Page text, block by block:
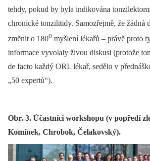
tehdy, pokud by byla indikována
chronické tonzilitidy. Samozřejmě, že žádná
změnit o 1800 myšlení lékařů –⁠ právě proto
informace vyvolaly živou diskusi (protože
de facto každý ORL lékař, sedělo v
„50 expertů“).
Obr. 3. Účastníci workshopu (v popředí
Komínek, Chrobok, Čelakovský).